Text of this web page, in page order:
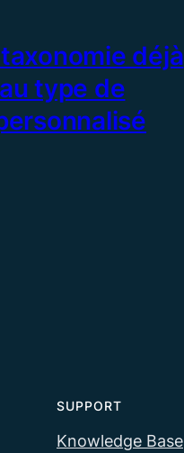
déjà
type de
SUPPORT
Knowledge Base